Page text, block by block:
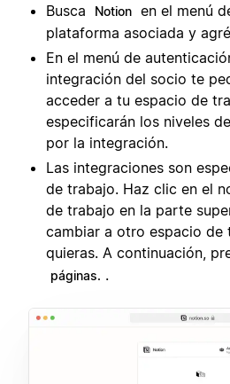
Busca
Notion en el menú
plataforma asociada y
En el menú de
integración del socio te
acceder a tu espacio de
especificarán los niveles
por la integración.
Las integraciones son
de trabajo. Haz clic en el
de trabajo en la parte
cambiar a otro espacio de
quieras. A continuación,
páginas. .